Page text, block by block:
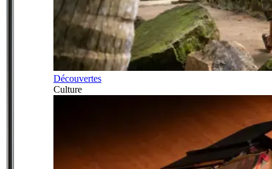
Découvertes
Culture